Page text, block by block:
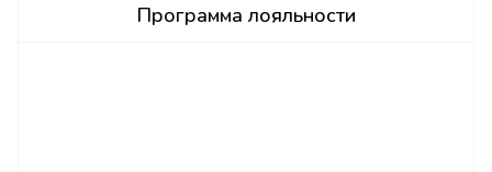
Программа лояльности